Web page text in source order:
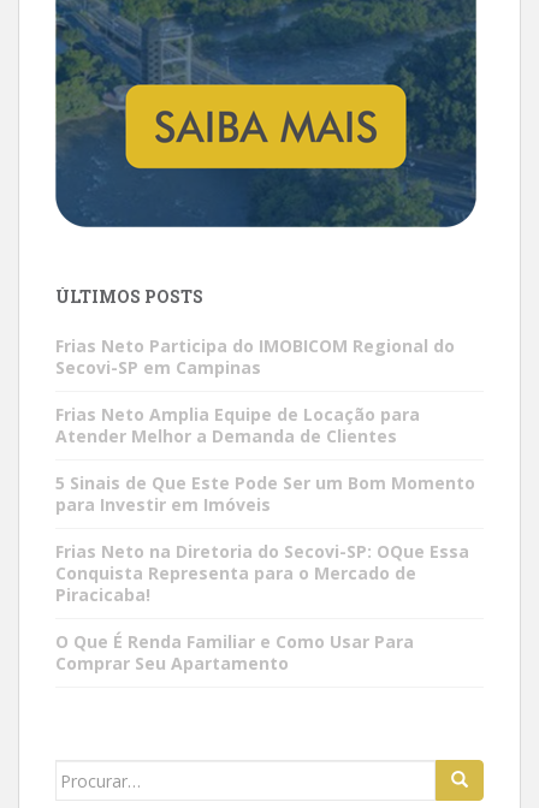
ÚLTIMOS POSTS
Frias Neto Participa do IMOBICOM Regional do
Secovi-SP em Campinas
Frias Neto Amplia Equipe de Locação para
Atender Melhor a Demanda de Clientes
5 Sinais de Que Este Pode Ser um Bom Momento
para Investir em Imóveis
Frias Neto na Diretoria do Secovi-SP: OQue Essa
Conquista Representa para o Mercado de
Piracicaba!
O Que É Renda Familiar e Como Usar Para
Comprar Seu Apartamento
Search